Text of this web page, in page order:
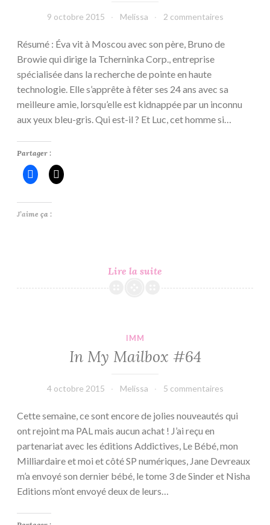
9 octobre 2015 Melissa 2 commentaires
Résumé : Éva vit à Moscou avec son père, Bruno de
Browie qui dirige la Tcherninka Corp., entreprise
spécialisée dans la recherche de pointe en haute
technologie. Elle s’apprête à fêter ses 24 ans avec sa
meilleure amie, lorsqu’elle est kidnappée par un inconnu
aux yeux bleu-gris. Qui est-il ? Et Luc, cet homme si…
Lire la suite
#2
Partager :
J’aime ça :
IMM
In My Mailbox #64
4 octobre 2015 Melissa 5 commentaires
Cette semaine, ce sont encore de jolies nouveautés qui
ont rejoint ma PAL mais aucun achat ! J’ai reçu en
partenariat avec les éditions Addictives, Le Bébé, mon
Milliardaire et moi et côté SP numériques, Jane Devreaux
m’a envoyé son dernier bébé, le tome 3 de Sinder et Nisha
Editions m’ont envoyé deux de leurs…